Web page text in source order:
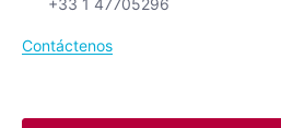
Contáctenos